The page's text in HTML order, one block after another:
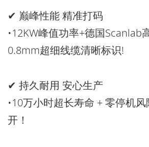
✔ 巅峰性能 精准打码
•12KW峰值功率+德国Scanlab
0.8mm超细线缆清晰标识!
✔ 持久耐用 安心生产
•10万小时超长寿命 + 零停机
开！